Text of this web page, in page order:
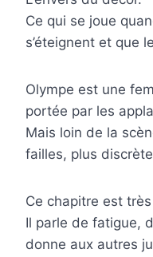
Ce qui se joue
s’éteignent et que
Olympe est une
portée par les
Mais loin de la
failles, plus
Ce chapitre est
Il parle de fatigue,
donne aux autres